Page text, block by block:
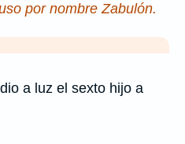
por nombre Zabulón.
a luz el sexto hijo a